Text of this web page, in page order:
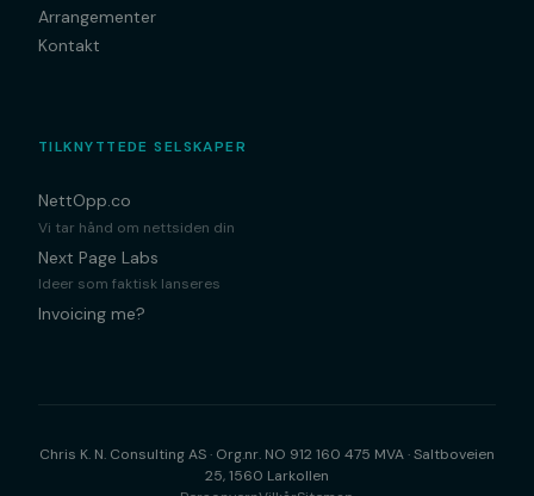
Arrangementer
Kontakt
TILKNYTTEDE SELSKAPER
NettOpp.co
Vi tar hånd om nettsiden din
Next Page Labs
Ideer som faktisk lanseres
Invoicing me?
Chris K. N. Consulting AS · Org.nr. NO 912 160 475 MVA · Saltboveien
25, 1560 Larkollen